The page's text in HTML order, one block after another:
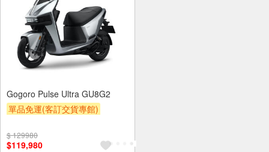
Gogoro Pulse Ultra GU8G2
單品免運(客訂交貨專館)
$ 129980
$119,980